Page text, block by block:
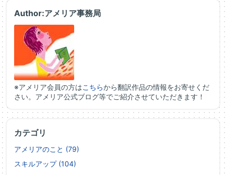
Author:アメリア事務局
※アメリア会員の方はこちらから翻訳作品の情報をお寄せくだ
さい。アメリア公式ブログ等でご紹介させていただきます！
カテゴリ
アメリアのこと (79)
スキルアップ (104)